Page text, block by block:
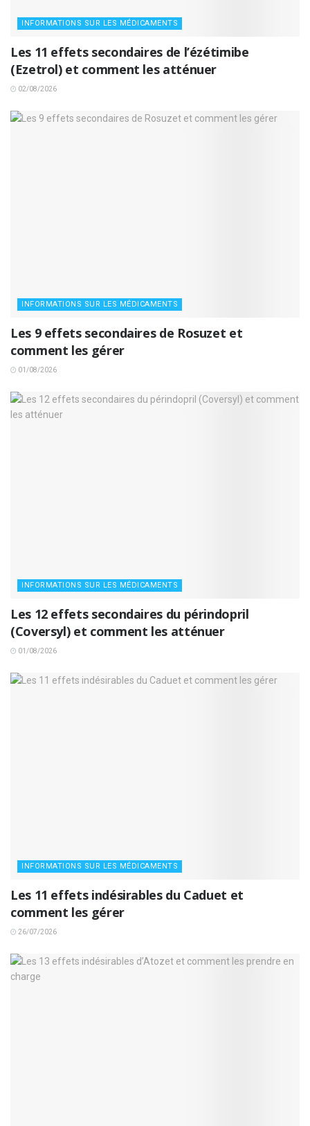
INFORMATIONS SUR LES MÉDICAMENTS
Les 11 effets secondaires de l’ézétimibe
(Ezetrol) et comment les atténuer
02/08/2026
INFORMATIONS SUR LES MÉDICAMENTS
Les 9 effets secondaires de Rosuzet et
comment les gérer
01/08/2026
INFORMATIONS SUR LES MÉDICAMENTS
Les 12 effets secondaires du périndopril
(Coversyl) et comment les atténuer
01/08/2026
INFORMATIONS SUR LES MÉDICAMENTS
Les 11 effets indésirables du Caduet et
comment les gérer
26/07/2026